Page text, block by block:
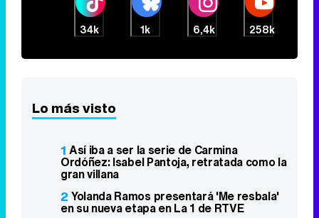
34k 1k 6,4k 258k
Lo más visto
1 Así iba a ser la serie de Carmina
Ordóñez: Isabel Pantoja, retratada como la
gran villana
2 Yolanda Ramos presentará 'Me resbala'
en su nueva etapa en La 1 de RTVE